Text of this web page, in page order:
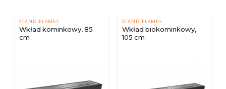
SCANDIFLAMES
Wkład kominkowy, 85
cm
SCANDIFLAMES
Wkład biokominkowy,
105 cm